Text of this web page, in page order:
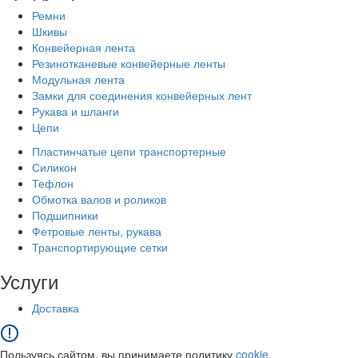
Ремни
Шкивы
Конвейерная лента
Резинотканевые конвейерные ленты
Модульная лента
Замки для соединения конвейерных лент
Рукава и шланги
Цепи
Пластинчатые цепи транспортерные
Силикон
Тефлон
Обмотка валов и роликов
Подшипники
Фетровые ленты, рукава
Транспортирующие сетки
Услуги
Доставка
Пользуясь сайтом, вы принимаете политику cookie.